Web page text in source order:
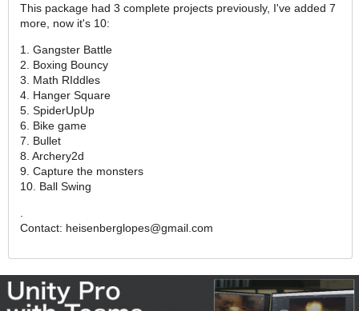
This package had 3 complete projects previously, I've added 7
more, now it's 10:
1. Gangster Battle
2. Boxing Bouncy
3. Math RIddles
4. Hanger Square
5. SpiderUpUp
6. Bike game
7. Bullet
8. Archery2d
9. Capture the monsters
10. Ball Swing
Contact: heisenberglopes@gmail.com